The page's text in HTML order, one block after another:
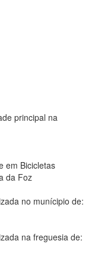
principal na
em Bicicletas
da Foz
no munícipio de:
na freguesia de: